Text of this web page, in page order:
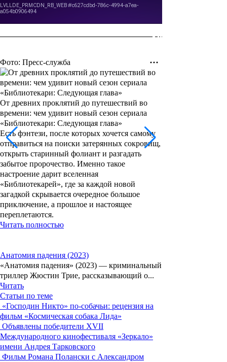
Фото: Пресс-служба
От древних проклятий до путешествий во
времени: чем удивит новый сезон сериала
«Библиотекари: Следующая глава»
Есть фэнтези, после которых хочется самому
отправиться на поиски затерянных сокровищ,
открыть старинный фолиант и разгадать
забытое пророчество. Именно такое
настроение дарит вселенная
«Библиотекарей», где за каждой новой
загадкой скрывается очередное большое
приключение, а прошлое и настоящее
переплетаются.
Читать полностью
Анатомия падения (2023)
«Анатомия падения» (2023) — криминальный
триллер Жюстин Трие, рассказывающий о...
Читать
Статьи по теме
«Господин Никто» по-собачьи: рецензия на
фильм «Космическая собака Лида»
Объявлены победители XVII
Международного кинофестиваля «Зеркало»
имени Андрея Тарковского
Фильм Романа Полански с Александром